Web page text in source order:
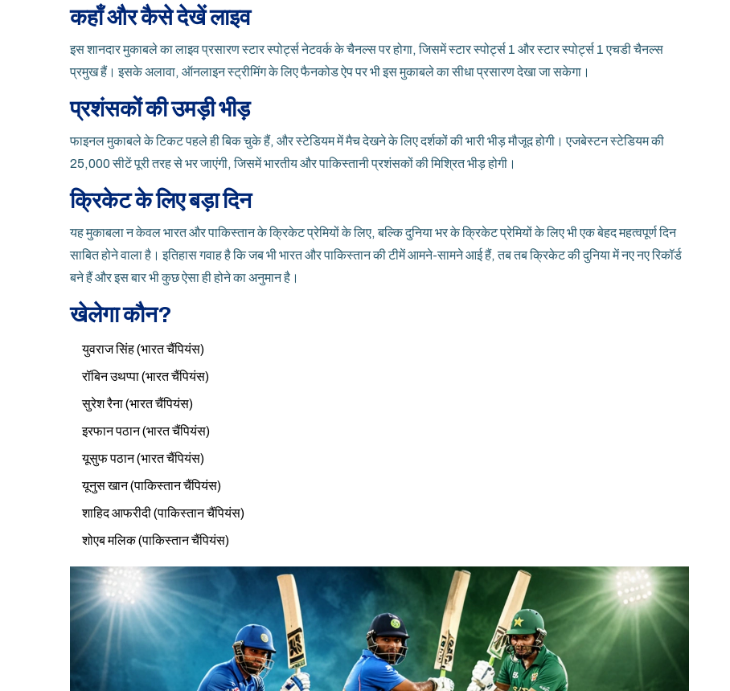
कहाँ और कैसे देखें लाइव
इस शानदार मुकाबले का लाइव प्रसारण स्टार स्पोर्ट्स नेटवर्क के चैनल्स पर होगा, जिसमें स्टार स्पोर्ट्स 1 और स्टार स्पोर्ट्स 1 एचडी चैनल्स
प्रमुख हैं। इसके अलावा, ऑनलाइन स्ट्रीमिंग के लिए फैनकोड ऐप पर भी इस मुकाबले का सीधा प्रसारण देखा जा सकेगा।
प्रशंसकों की उमड़ी भीड़
फाइनल मुकाबले के टिकट पहले ही बिक चुके हैं, और स्टेडियम में मैच देखने के लिए दर्शकों की भारी भीड़ मौजूद होगी। एजबेस्टन स्टेडियम की
25,000 सीटें पूरी तरह से भर जाएंगी, जिसमें भारतीय और पाकिस्तानी प्रशंसकों की मिश्रित भीड़ होगी।
क्रिकेट के लिए बड़ा दिन
यह मुकाबला न केवल भारत और पाकिस्तान के क्रिकेट प्रेमियों के लिए, बल्कि दुनिया भर के क्रिकेट प्रेमियों के लिए भी एक बेहद महत्वपूर्ण दिन
साबित होने वाला है। इतिहास गवाह है कि जब भी भारत और पाकिस्तान की टीमें आमने-सामने आई हैं, तब तब क्रिकेट की दुनिया में नए नए रिकॉर्ड
बने हैं और इस बार भी कुछ ऐसा ही होने का अनुमान है।
खेलेगा कौन?
युवराज सिंह (भारत चैंपियंस)
रॉबिन उथप्पा (भारत चैंपियंस)
सुरेश रैना (भारत चैंपियंस)
इरफान पठान (भारत चैंपियंस)
यूसुफ पठान (भारत चैंपियंस)
यूनुस खान (पाकिस्तान चैंपियंस)
शाहिद आफरीदी (पाकिस्तान चैंपियंस)
शोएब मलिक (पाकिस्तान चैंपियंस)